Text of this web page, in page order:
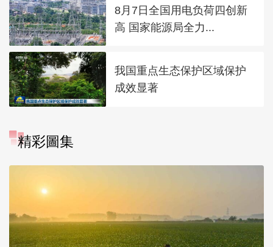
8月7日全国用电负荷四创新
高 国家能源局全力...
我国重点生态保护区域保护
成效显著
精彩圖集